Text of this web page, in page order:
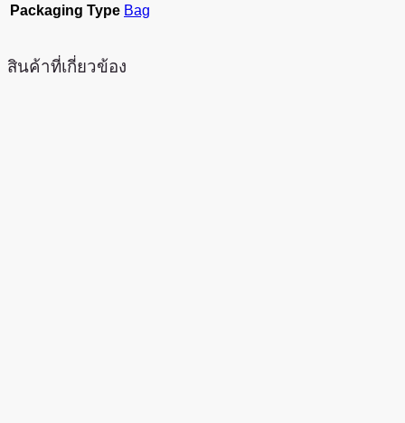
Packaging Type Bag
สินค้าที่เกี่ยวข้อง